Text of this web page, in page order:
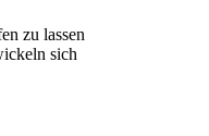
zu lassen
sich